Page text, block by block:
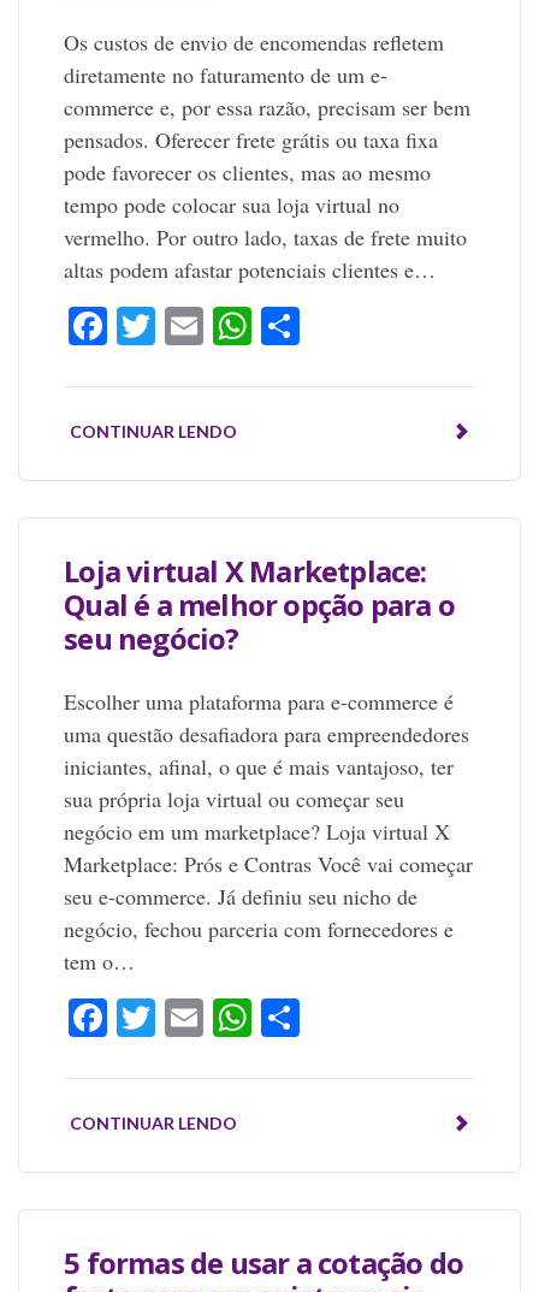
Os custos de envio de encomendas refletem
diretamente no faturamento de um e-
commerce e, por essa razão, precisam ser bem
pensados. Oferecer frete grátis ou taxa fixa
pode favorecer os clientes, mas ao mesmo
tempo pode colocar sua loja virtual no
vermelho. Por outro lado, taxas de frete muito
altas podem afastar potenciais clientes e…
Facebook
Twitter
EmailWhatsApp
CONTINUAR LENDO
Loja virtual X Marketplace:
Qual é a melhor opção para o
seu negócio?
Escolher uma plataforma para e-commerce é
uma questão desafiadora para empreendedores
iniciantes, afinal, o que é mais vantajoso, ter
sua própria loja virtual ou começar seu
negócio em um marketplace? Loja virtual X
Marketplace: Prós e Contras Você vai começar
seu e-commerce. Já definiu seu nicho de
negócio, fechou parceria com fornecedores e
tem o…
Facebook
Twitter
EmailWhatsApp
CONTINUAR LENDO
5 formas de usar a cotação do